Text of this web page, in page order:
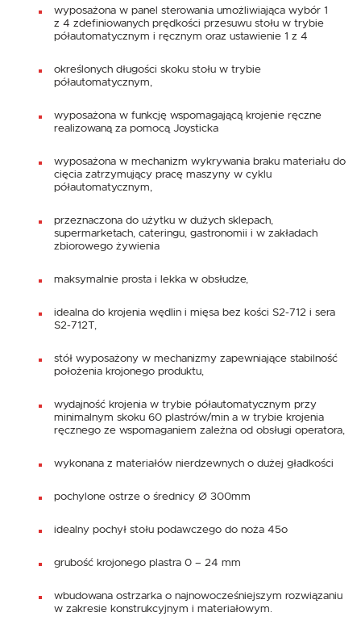
wyposażona w panel sterowania umożliwiająca wybór 1
z 4 zdefiniowanych prędkości przesuwu stołu w trybie
półautomatycznym i ręcznym oraz ustawienie 1 z 4
określonych długości skoku stołu w trybie
półautomatycznym,
wyposażona w funkcję wspomagającą krojenie ręczne
realizowaną za pomocą Joysticka
wyposażona w mechanizm wykrywania braku materiału do
cięcia zatrzymujący pracę maszyny w cyklu
półautomatycznym,
przeznaczona do użytku w dużych sklepach,
supermarketach, cateringu, gastronomii i w zakładach
zbiorowego żywienia
maksymalnie prosta i lekka w obsłudze,
idealna do krojenia wędlin i mięsa bez kości S2-712 i sera
S2-712T,
stół wyposażony w mechanizmy zapewniające stabilność
położenia krojonego produktu,
wydajność krojenia w trybie półautomatycznym przy
minimalnym skoku 60 plastrów/min a w trybie krojenia
ręcznego ze wspomaganiem zależna od obsługi operatora,
wykonana z materiałów nierdzewnych o dużej gładkości
pochylone ostrze o średnicy Ø 300mm
idealny pochył stołu podawczego do noża 45o
grubość krojonego plastra 0 – 24 mm
wbudowana ostrzarka o najnowocześniejszym rozwiązaniu
w zakresie konstrukcyjnym i materiałowym.